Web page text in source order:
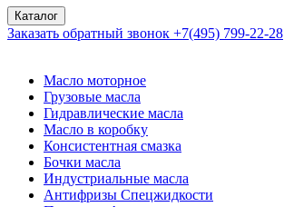
Каталог
Заказать обратный звонок +7(495) 799-22-28
Масло моторное
Грузовые масла
Гидравлические масла
Масло в коробку
Консистентная смазка
Бочки масла
Индустриальные масла
Антифризы Спецжидкости